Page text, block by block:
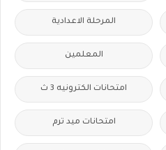
المرحلة الاعدادية
المعلمين
امتحانات الكترونيه 3 ث
امتحانات ميد ترم